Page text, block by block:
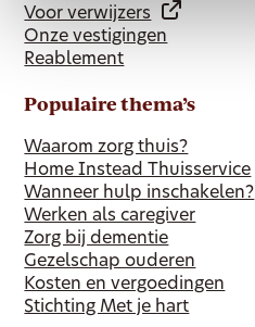
Voor verwijzers
Onze vestigingen
Reablement
Populaire thema’s
Waarom zorg thuis?
Home Instead Thuisservice
Wanneer hulp inschakelen?
Werken als caregiver
Zorg bij dementie
Gezelschap ouderen
Kosten en vergoedingen
Stichting Met je hart